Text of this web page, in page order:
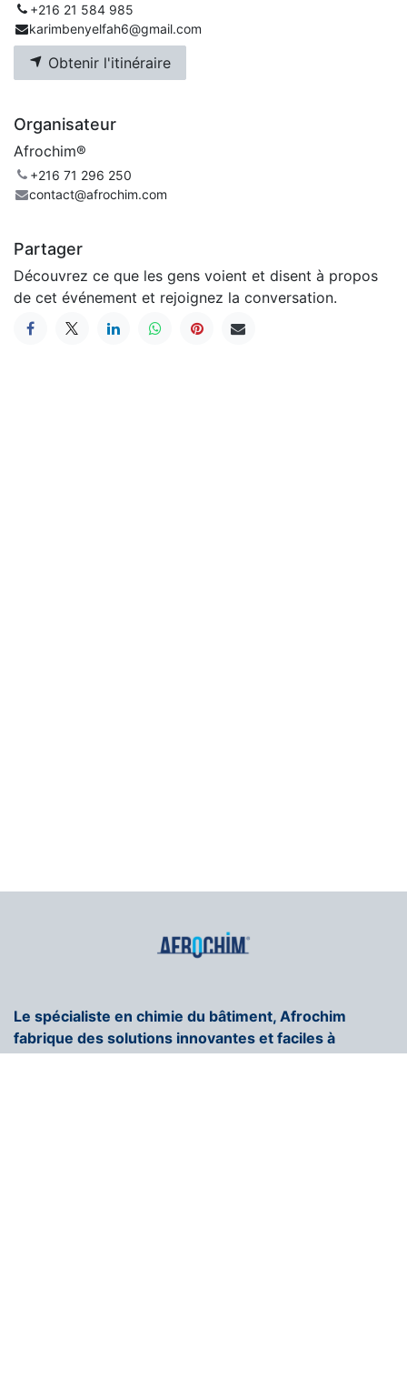
+216 21 584 985
karimbenyelfah6@gmail.com
Obtenir l'itinéraire
Organisateur
Afrochim®
+216 71 296 250
contact@afrochim.com
Partager
Découvrez ce que les gens voient et disent à propos
de cet événement et rejoignez la conversation.
Le spécialiste en chimie du bâtiment, Afrochim
fabrique des solutions innovantes et faciles à